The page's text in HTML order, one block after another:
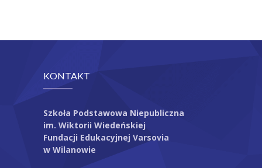
Kontakt
KONTAKT
Szkoła Podstawowa Niepubliczna
im. Wiktorii Wiedeńskiej
Fundacji Edukacyjnej Varsovia
w Wilanowie